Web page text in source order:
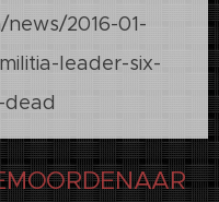
2016-01-
leader-six-